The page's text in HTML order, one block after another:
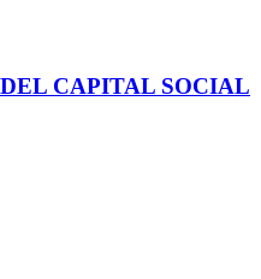
CAPITAL SOCIAL